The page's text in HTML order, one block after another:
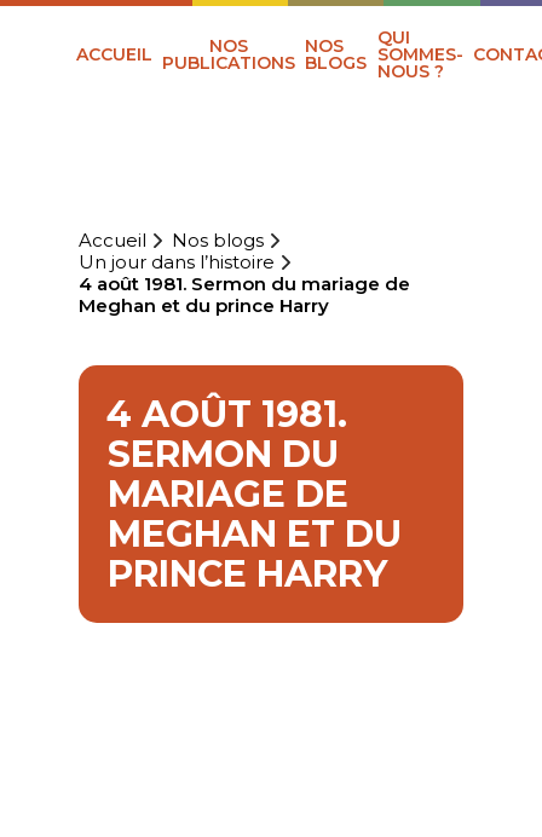
ACCUEIL NOS
PUBLICATIONS
NOS
BLOGS
QUI
SOMMES-
NOUS ?
Accueil
Nos blogs
Un jour dans l’histoire
4 août 1981. Sermon du mariage de
Meghan et du prince Harry
4 AOÛT 1981.
SERMON DU
MARIAGE DE
MEGHAN ET DU
PRINCE HARRY